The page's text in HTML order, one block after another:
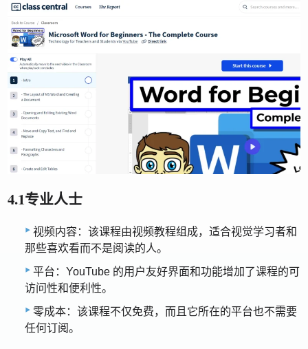
4.1专业人士
视频内容：该课程由视频教程​​组成，适合视觉学习者和
那些喜欢看而不是阅读的人。
平台：YouTube 的用户友好界面和功能增加了课程的可
访问性和便利性。
零成本：该课程不仅免费，而且它所在的平台也不需要
任何订阅。